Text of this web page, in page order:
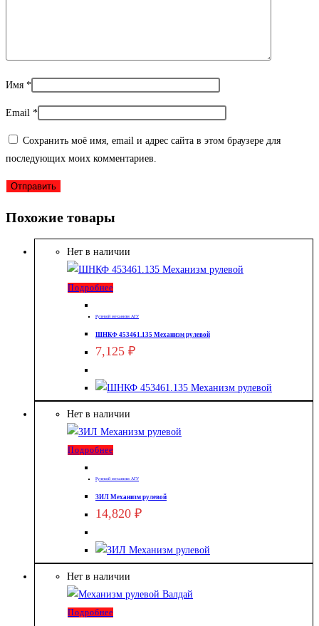
Имя *
Email *
Сохранить моё имя, email и адрес сайта в этом браузере для
последующих моих комментариев.
Похожие товары
Нет в наличии
Подробнее
Рулевой механизм АГУ
ШНКФ 453461.135 Механизм рулевой
7,125 ₽
Нет в наличии
Подробнее
Рулевой механизм АГУ
ЗИЛ Механизм рулевой
14,820 ₽
Нет в наличии
Подробнее